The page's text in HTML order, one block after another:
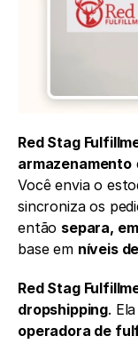
Red Stag
armazenamento
Você envia o
sincroniza os
então separa,
base em níveis
Red Stag
dropshipping
operadora de